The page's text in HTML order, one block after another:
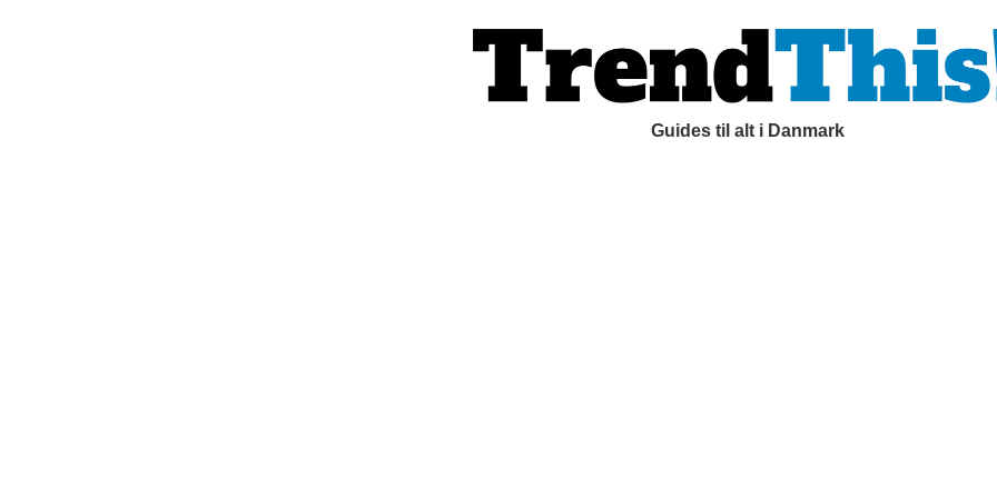
Guides til alt i Danmark